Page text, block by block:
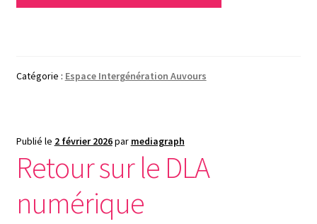
Catégorie : Espace Intergénération Auvours
Publié le 2 février 2026par mediagraph
Retour sur le DLA
numérique